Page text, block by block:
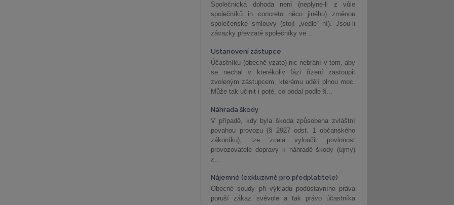
Společnická dohoda není (neplyne-li z vůle
společníků in concreto něco jiného) změnou
společenské smlouvy (stojí „vedle“ ní). Jsou-li
závazky převzaté společníky ve...
Ustanovení zástupce
Účastníku (obecně vzato) nic nebrání v tom, aby
se nechal v kterékoliv fázi řízení zastoupit
zvoleným zástupcem, kterému udělí plnou moc.
Může tak učinit i poté, co podal podle §...
Náhrada škody
V případě, kdy byla škoda způsobena zvláštní
povahou provozu (§ 2927 odst. 1 občanského
zákoníku), lze zcela vyloučit povinnost
provozovatele dopravy k náhradě škody (újmy)
z...
Nájemné (exkluzivně pro předplatitele)
Obecné soudy při výkladu podústavního práva
poruší zákaz svévole a tak právo účastníka